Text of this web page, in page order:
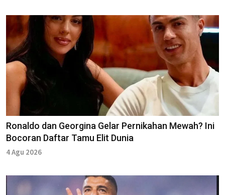
Ronaldo dan Georgina Gelar Pernikahan Mewah? Ini
Bocoran Daftar Tamu Elit Dunia
4 Agu 2026